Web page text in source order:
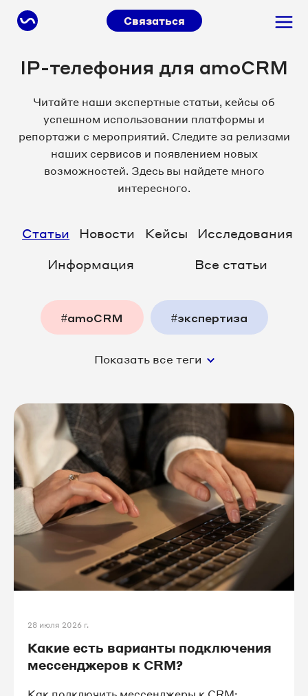
Связаться
IP-телефония для amoCRM
Читайте наши экспертные статьи, кейсы об
успешном использовании платформы и
репортажи с мероприятий. Следите за релизами
наших сервисов и появлением новых
возможностей. Здесь вы найдете много
интересного.
Статьи Новости Кейсы
Исследования
Информация
Все статьи
#amoCRM #экспертиза
#функции_платформы
#интернет_маркетинг
#аналитика #релизы
#колл_центр #юзкейс
#недвижимость #мероприятия
#медицина #IT_решения
Показать все теги
28 июля 2026 г.
Какие есть варианты подключения
мессенджеров к CRM?